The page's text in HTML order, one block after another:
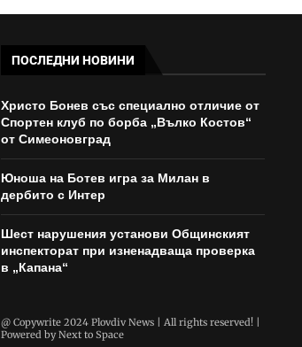
ПОСЛЕДНИ НОВИНИ
Христо Бонев със специално отличие от
Спортен клуб по борба „Вълко Костов“
от Симеоновград
Юноша на Ботев игра за Милан в
дербито с Интер
Шест нарушения установи Общинският
инспекторат при изненадваща проверка
в „Капана“
@ Copywrite 2024 Plovdiv News | All rights reserved! |
Powered byNext to Space